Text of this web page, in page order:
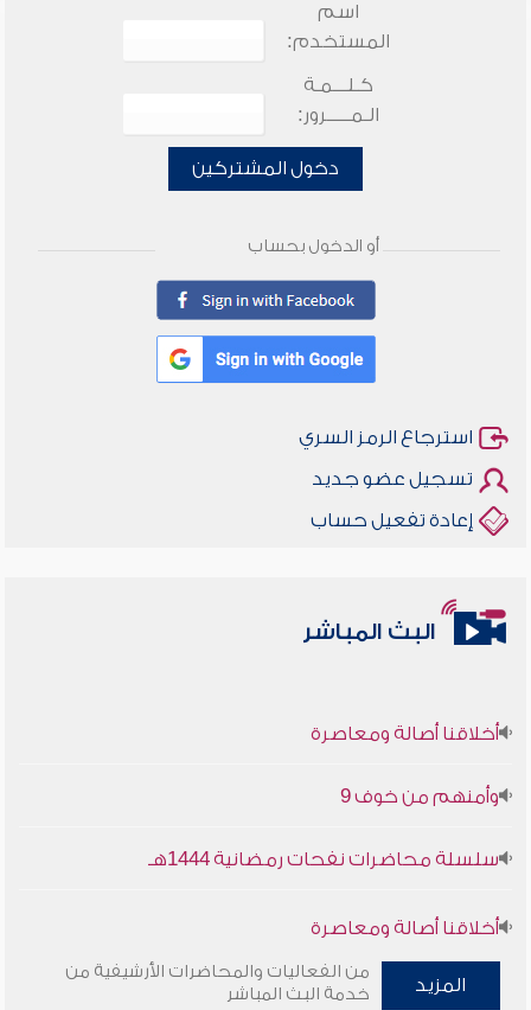
اسم
المستخدم:
كـلـــمـة
الـمـــــرور:
دخول المشتركين
أو الدخول بحساب
استرجاع الرمز السري
تسجيل عضو جديد
إعادة تفعيل حساب
البث المباشر
أخلاقنا أصالة ومعاصرة
وأمنهم من خوف 9
سلسلة محاضرات نفحات رمضانية 1444هـ
أخلاقنا أصالة ومعاصرة
وأمنهم من خوف 9
المزيد
من الفعاليات والمحاضرات الأرشيفية من
خدمة البث المباشر